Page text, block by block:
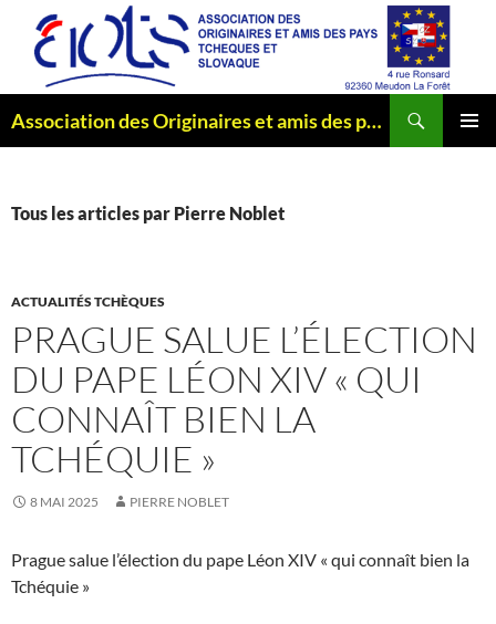
contenu
Association des Originaires et amis des pays Tchèques et Slovaque
Tous les articles par Pierre Noblet
ACTUALITÉS TCHÈQUES
PRAGUE SALUE L’ÉLECTION
DU PAPE LÉON XIV « QUI
CONNAÎT BIEN LA
TCHÉQUIE »
8 MAI 2025 PIERRE NOBLET
Prague salue l’élection du pape Léon XIV « qui connaît bien la
Tchéquie »